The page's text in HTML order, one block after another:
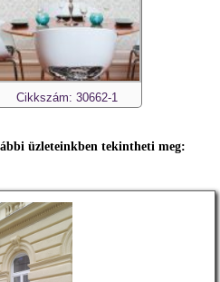
Cikkszám: 30662-1
üzleteinkben tekintheti meg: